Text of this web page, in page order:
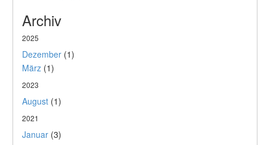
Archiv
2025
Dezember (1)
März (1)
2023
August (1)
2021
Januar (3)